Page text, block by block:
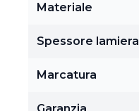
Materiale
Spessore lamiera
Marcatura